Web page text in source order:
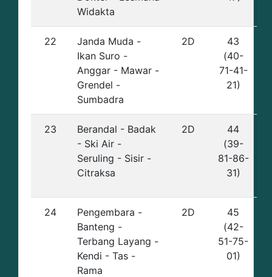
Widakta
22
Janda Muda -
Ikan Suro -
Anggar - Mawar -
Grendel -
Sumbadra
2D
43
(40-
71-41-
21)
23
Berandal - Badak
- Ski Air -
Seruling - Sisir -
Citraksa
2D
44
(39-
81-86-
31)
24
Pengembara -
Banteng -
Terbang Layang -
Kendi - Tas -
Rama
2D
45
(42-
51-75-
01)